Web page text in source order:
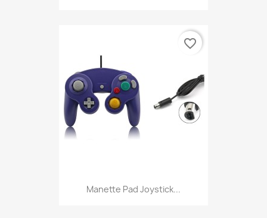
Manette Pad Joystick...
favorite_border